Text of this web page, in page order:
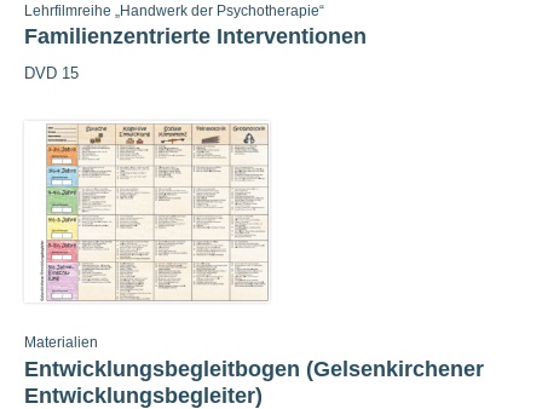
Lehrfilmreihe „Handwerk der Psychotherapie“
Familienzentrierte Interventionen
DVD 15
Materialien
Entwicklungsbegleitbogen (Gelsenkirchener
Entwicklungsbegleiter)